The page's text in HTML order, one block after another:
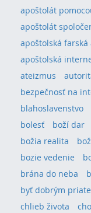
apoštolát
apoštolát
apoštolská farská
apoštolská
ateizmus
bezpečnosť na
blahoslavenstvo
bolesť
boží dar
božia realita
bozie vedenie
brána do neba
byť dobrým
chlieb života